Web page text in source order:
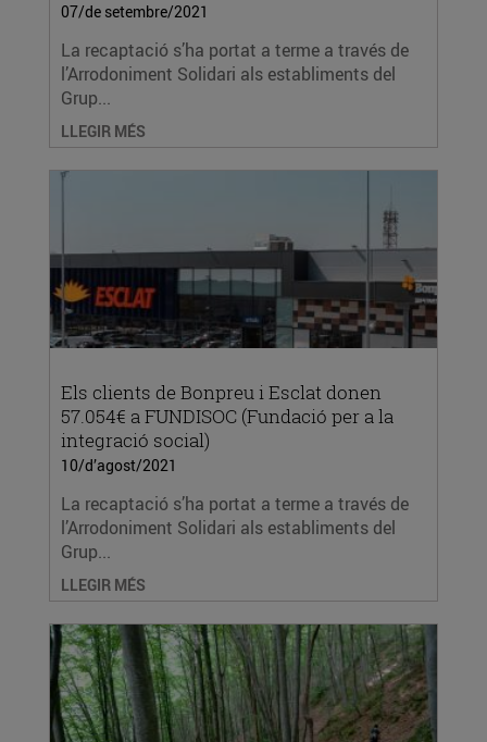
07/de setembre/2021
La recaptació s’ha portat a terme a través de
l’Arrodoniment Solidari als establiments del
Grup...
LLEGIR MÉS
Els clients de Bonpreu i Esclat donen
57.054€ a FUNDISOC (Fundació per a la
integració social)
10/d’agost/2021
La recaptació s’ha portat a terme a través de
l’Arrodoniment Solidari als establiments del
Grup...
LLEGIR MÉS